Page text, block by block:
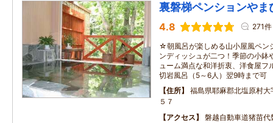
裏磐梯ペンションやま
4.8 271件
☆朝風呂が楽しめる山小屋風ペ
ンディッシュが二つ！季節の小鉢
ューム満点な和洋折衷、洋食屋フ
切岩風呂（5～6人）翌9時まで可
住所
福島県耶麻郡北塩原村
５７
アクセス
磐越自動車道猪苗